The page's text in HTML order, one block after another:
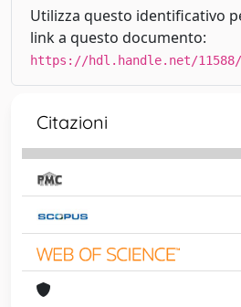
Utilizza questo identificativo
link a questo documento:
https://hdl.handle.net/11588/
Citazioni